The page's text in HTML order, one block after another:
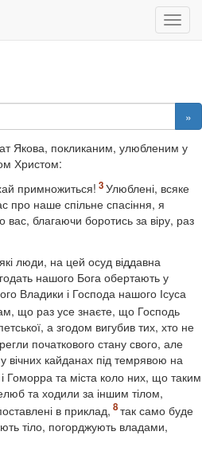
Рух
»
Якова, покликаним, улюбленим у
Христом:
примножиться!
Улюблені, всяке
про наше спільне спасіння, я
вас, благаючи боротись за віру, раз
люди, на цей осуд віддавна
нашого Бога обертають у
Владики і Господа нашого Ісуса
що раз усе знаєте, що Господь
а згодом вигубив тих, хто не
початкового стану свого, але
вічних кайданах під темрявою на
Гоморра та міста коло них, що таким
та ходили за іншим тілом,
в приклад,
так само буде
тіло, погорджують владами,